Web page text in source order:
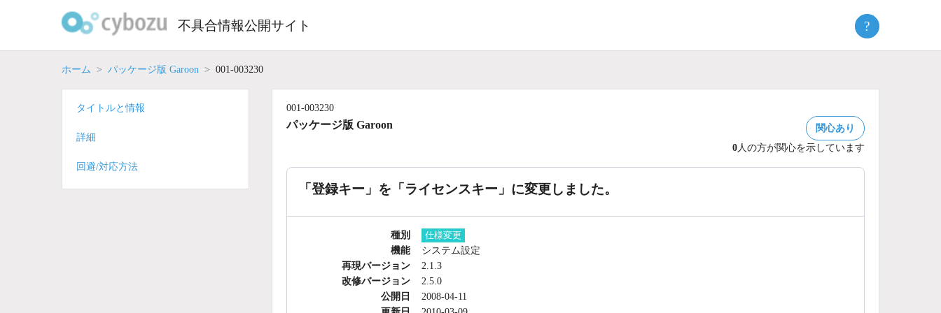
不具合情報公開サイト ?
ホーム パッケージ版 Garoon 001-003230
001-003230
パッケージ版 Garoon
関心あり
0人の方が関心を示しています
「登録キー」を「ライセンスキー」に変更しました。
種別 仕様変更
機能
システム設定
再現バージョン
2.1.3
改修バージョン
2.5.0
公開日
2008-04-11
タイトルと情報
詳細
回避/対応方法